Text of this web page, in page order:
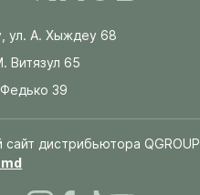
ул. А. Хыждеу 68
Витязул 65
39
дистрибьютора QGROUP